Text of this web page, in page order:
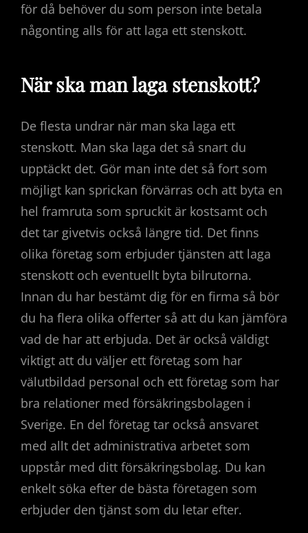
för då behöver du som person inte betala
någonting alls för att laga ett stenskott.
När ska man laga stenskott?
De flesta undrar när man ska laga ett
stenskott. Man ska laga det så snart du
upptäckt det. Gör man inte det så fort som
möjligt kan sprickan förvärras och att byta en
hel framruta som spruckit är kostsamt och
det tar givetvis också längre tid. Det finns
olika företag som erbjuder tjänsten att laga
stenskott och eventuellt byta bilrutorna.
Innan du har bestämt dig för en firma så bör
du ha flera olika offerter så att du kan jämföra
vad de har att erbjuda. Det är också väldigt
viktigt att du väljer ett företag som har
välutbildad personal och ett företag som har
bra relationer med försäkringsbolagen i
Sverige. En del företag tar också ansvaret
med allt det administrativa arbetet som
uppstår med ditt försäkringsbolag. Du kan
enkelt söka efter de bästa företagen som
erbjuder den tjänst som du letar efter.